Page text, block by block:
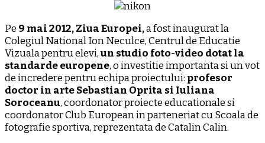
Pe 9 mai 2012, Ziua Europei,a fost inaugurat la
Colegiul National Ion Neculce, Centrul de Educatie
Vizuala pentru elevi,un studio foto-video dotat la
standarde europene, o investitie importanta si un vot
de incredere pentru echipa proiectului: profesor
doctor in arte Sebastian Oprita si Iuliana
Soroceanu, coordonator proiecte educationale si
coordonator Club European in parteneriat cu Scoala de
fotografie sportiva, reprezentata de Catalin Calin.